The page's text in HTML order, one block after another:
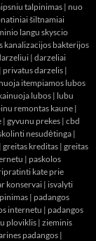
talpinimas| nuo
šiltnamiai
langu skyscio
kanalizacijos bakterijos
| darzeliai
| privatus darzelis |
itempiamos lubos
lubos | lubu
remontas kaune |
| gyvunu prekes | cbd
nesudėtinga |
| greitas kreditas | greitas
| paskolos
kate prie
konservai | isvalyti
| padangos
internetu | padangos
ploviklis | zieminis
padangos|